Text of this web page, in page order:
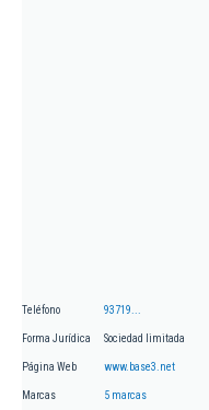
Teléfono 93719...
Forma Jurídica Sociedad limitada
Página Web www.base3.net
Marcas 5 marcas